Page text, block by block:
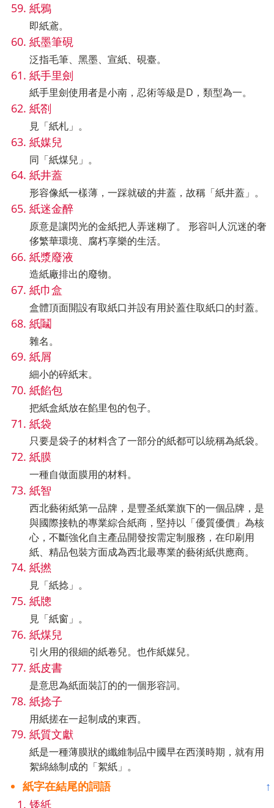
紙鴉
即紙鳶。
紙墨筆硯
泛指毛筆、黑墨、宣紙、硯臺。
紙手里劍
紙手里劍使用者是小南，忍術等級是D，類型為一。
紙劄
見「紙札」。
紙媒兒
同「紙煤兒」。
紙井蓋
形容像紙一樣薄，一踩就破的井蓋，故稱「紙井蓋」。
紙迷金醉
原意是讓閃光的金紙把人弄迷糊了。 形容叫人沉迷的奢
侈繁華環境、腐朽享樂的生活。
紙漿廢液
造紙廠排出的廢物。
紙巾盒
盒體頂面開設有取紙口并設有用於蓋住取紙口的封蓋。
紙鬮
雜名。
紙屑
細小的碎紙末。
紙餡包
把紙盒紙放在餡里包的包子。
紙袋
只要是袋子的材料含了一部分的紙都可以統稱為紙袋。
紙膜
一種自做面膜用的材料。
紙智
西北藝術紙第一品牌，是豐圣紙業旗下的一個品牌，是
與國際接軌的專業綜合紙商，堅持以「優質優價」為核
心，不斷強化自主產品開發按需定制服務，在印刷用
紙、精品包裝方面成為西北最專業的藝術紙供應商。
紙撚
見「紙捻」。
紙牕
見「紙窗」。
紙煤兒
引火用的很細的紙卷兒。也作紙媒兒。
紙皮書
是意思為紙面裝訂的的一個形容詞。
紙捻子
用紙搓在一起制成的東西。
紙質文獻
紙是一種薄膜狀的纖維制品中國早在西漢時期，就有用
絮綿絲制成的「絮紙」。
紙字在結尾的詞語
↑
矮紙